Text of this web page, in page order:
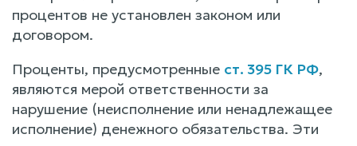
процентов не установлен законом или
договором.
Проценты, предусмотренные ст. 395 ГК РФ,
являются мерой ответственности за
нарушение (неисполнение или ненадлежащее
исполнение) денежного обязательства. Эти